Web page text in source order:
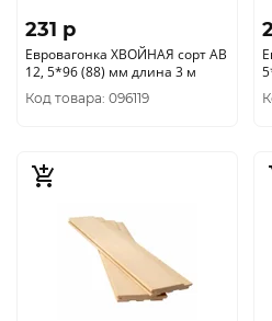
231 p
Евровагонка ХВОЙНАЯ сорт АВ
12, 5*96 (88) мм длина 3 м
Код товара: 096119